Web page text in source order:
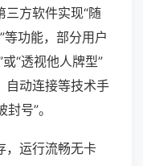
三方软件实现“随
等功能，部分用户
“透视他人牌型”
自动连接等技术手
号”。
，运行流畅无卡